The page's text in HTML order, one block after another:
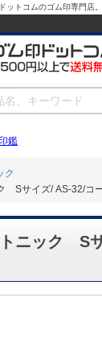
ットコムのゴム印専門店
鑑
ク
Sサイズ/ AS-32/コ
ニック S